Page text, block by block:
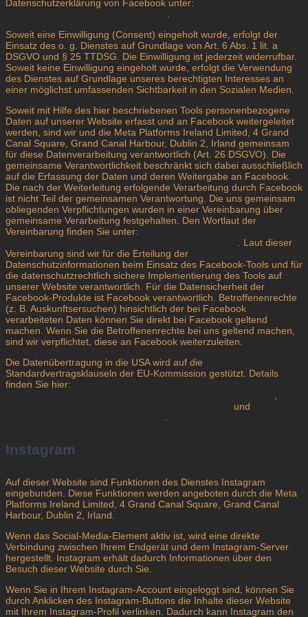
Datenschutzerklärung von Facebook unter:
Soweit eine Einwilligung (Consent) eingeholt wurde, erfolgt der
Einsatz des o. g. Dienstes auf Grundlage von Art. 6 Abs. 1 lit. a
DSGVO und § 25 TTDSG. Die Einwilligung ist jederzeit widerrufbar.
Soweit keine Einwilligung eingeholt wurde, erfolgt die Verwendung
des Dienstes auf Grundlage unseres berechtigten Interesses an
einer möglichst umfassenden Sichtbarkeit in den Sozialen Medien.
Soweit mit Hilfe des hier beschriebenen Tools personenbezogene
Daten auf unserer Website erfasst und an Facebook weitergeleitet
werden, sind wir und die Meta Platforms Ireland Limited, 4 Grand
Canal Square, Grand Canal Harbour, Dublin 2, Irland gemeinsam
für diese Datenverarbeitung verantwortlich (Art. 26 DSGVO). Die
gemeinsame Verantwortlichkeit beschränkt sich dabei ausschließlich
auf die Erfassung der Daten und deren Weitergabe an Facebook.
Die nach der Weiterleitung erfolgende Verarbeitung durch Facebook
ist nicht Teil der gemeinsamen Verantwortung. Die uns gemeinsam
obliegenden Verpflichtungen wurden in einer Vereinbarung über
gemeinsame Verarbeitung festgehalten. Den Wortlaut der
Vereinbarung finden Sie unter:
. Laut dieser
Vereinbarung sind wir für die Erteilung der
Datenschutzinformationen beim Einsatz des Facebook-Tools und für
die datenschutzrechtlich sichere Implementierung des Tools auf
unserer Website verantwortlich. Für die Datensicherheit der
Facebook-Produkte ist Facebook verantwortlich. Betroffenenrechte
(z. B. Auskunftsersuchen) hinsichtlich der bei Facebook
verarbeiteten Daten können Sie direkt bei Facebook geltend
machen. Wenn Sie die Betroffenenrechte bei uns geltend machen,
sind wir verpflichtet, diese an Facebook weiterzuleiten.
Die Datenübertragung in die USA wird auf die
Standardvertragsklauseln der EU-Kommission gestützt. Details
finden Sie hier:
und
Instagram
Auf dieser Website sind Funktionen des Dienstes Instagram
eingebunden. Diese Funktionen werden angeboten durch die Meta
Platforms Ireland Limited, 4 Grand Canal Square, Grand Canal
Harbour, Dublin 2, Irland.
Wenn das Social-Media-Element aktiv ist, wird eine direkte
Verbindung zwischen Ihrem Endgerät und dem Instagram-Server
hergestellt. Instagram erhält dadurch Informationen über den
Besuch dieser Website durch Sie.
Wenn Sie in Ihrem Instagram-Account eingeloggt sind, können Sie
durch Anklicken des Instagram-Buttons die Inhalte dieser Website
mit Ihrem Instagram-Profil verlinken. Dadurch kann Instagram den